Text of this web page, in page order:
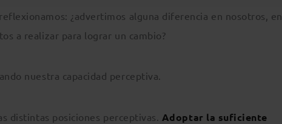
¿advertimos alguna diferencia en nosotros, en
a realizar para lograr un cambio?
nuestra capacidad perceptiva.
distintas posiciones perceptivas. Adoptar la suficiente